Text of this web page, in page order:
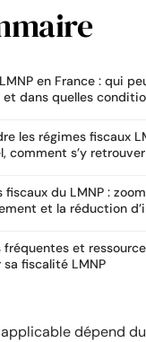
en France : qui
dans quelles
les régimes fiscaux
comment s’y
fiscaux du LMNP :
et la réduction
fréquentes et
sa fiscalité LMNP
dépend